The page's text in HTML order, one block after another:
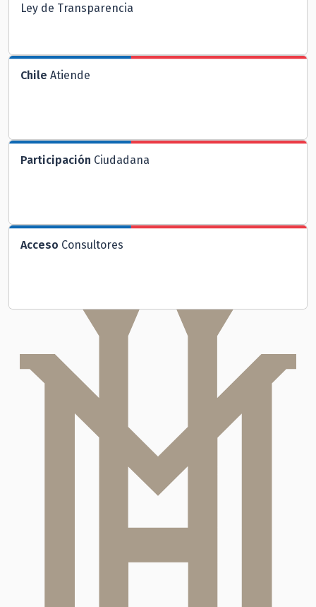
Ley de Transparencia
Chile Atiende
Participación Ciudadana
Acceso Consultores